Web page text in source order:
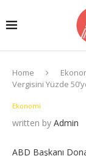
Home
Vergisini Yüzde
Ekonomi
written by Admin
ABD Başkanı